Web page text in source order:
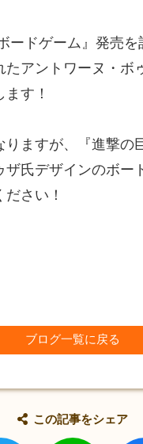
ードゲーム』発売
たアントワーヌ・ボ
す！
りますが、『進撃の
ザ氏デザインのボー
さい！
ブログ一覧に戻る
この記事をシェア